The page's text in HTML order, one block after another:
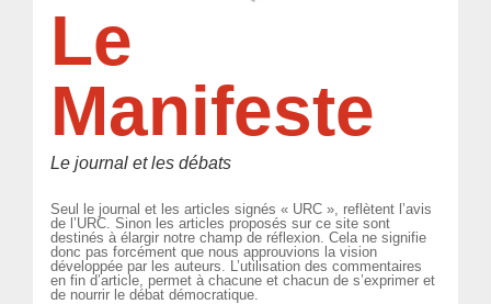
Le
Manifeste
Le journal et les débats
Seul le journal et les articles signés « URC », reflètent l’avis
de l’URC. Sinon les articles proposés sur ce site sont
destinés à élargir notre champ de réflexion. Cela ne signifie
donc pas forcément que nous approuvions la vision
développée par les auteurs. L’utilisation des commentaires
en fin d’article, permet à chacune et chacun de s’exprimer et
de nourrir le débat démocratique.